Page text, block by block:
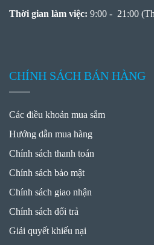
Thời gian làm việc: 9:00 - 21:00
CHÍNH SÁCH BÁN HÀNG
Các điều khoản mua sắm
Hướng dẫn mua hàng
Chính sách thanh toán
Chính sách bảo mật
Chính sách giao nhận
Chính sách đổi trả
Giải quyết khiếu nại